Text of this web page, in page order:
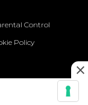
Control
Policy